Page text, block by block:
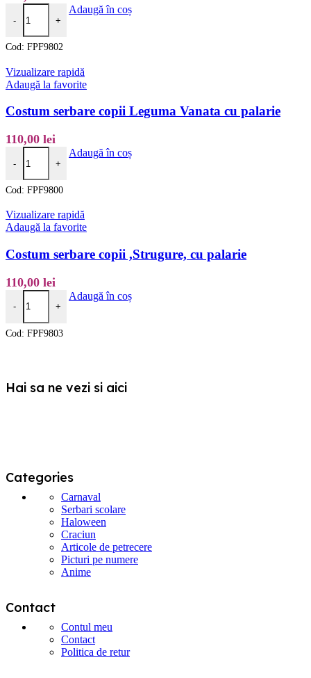
-
Cantitate Costum serbare copii Leguma, Rosie, Tomata, cu palarie
+
Adaugă în coș
Cod: FPF9802
Vizualizare rapidă
Adaugă la favorite
Costum serbare copii Leguma Vanata cu palarie
110,00 lei
-
Cantitate Costum serbare copii Leguma Vanata cu palarie
+
Adaugă în coș
Cod: FPF9800
Vizualizare rapidă
Adaugă la favorite
Costum serbare copii ,Strugure, cu palarie
110,00 lei
-
Cantitate Costum serbare copii ,Strugure, cu palarie
+
Adaugă în coș
Cod: FPF9803
Hai sa ne vezi si aici
Categories
Carnaval
Serbari scolare
Haloween
Craciun
Articole de petrecere
Picturi pe numere
Anime
Contact
Contul meu
Contact
Politica de retur